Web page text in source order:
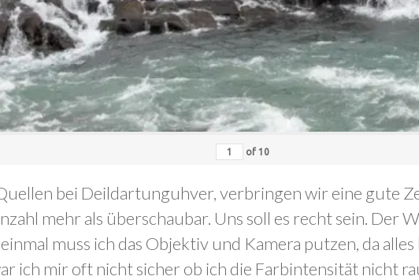
of 10
bei Deildartunguhver, verbringen wir eine gute
mehr als überschaubar. Uns soll es recht sein. Der
muss ich das Objektiv und Kamera putzen, da alles
ich mir oft nicht sicher ob ich die Farbintensität nicht